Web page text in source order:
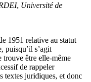
, Université de
1951 relative au statut
puisqu’il s’agit
trouve être elle-même
de rappeler
textes juridiques, et donc